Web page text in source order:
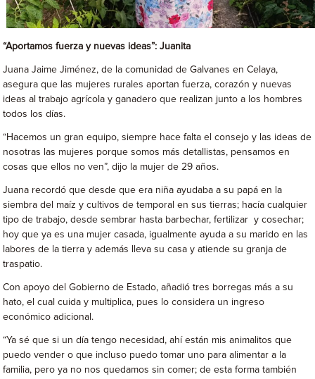
“Aportamos fuerza y nuevas ideas”: Juanita
Juana Jaime Jiménez, de la comunidad de Galvanes en Celaya,
asegura que las mujeres rurales aportan fuerza, corazón y nuevas
ideas al trabajo agrícola y ganadero que realizan junto a los hombres
todos los días.
“Hacemos un gran equipo, siempre hace falta el consejo y las ideas de
nosotras las mujeres porque somos más detallistas, pensamos en
cosas que ellos no ven”, dijo la mujer de 29 años.
Juana recordó que desde que era niña ayudaba a su papá en la
siembra del maíz y cultivos de temporal en sus tierras; hacía cualquier
tipo de trabajo, desde sembrar hasta barbechar, fertilizar y cosechar;
hoy que ya es una mujer casada, igualmente ayuda a su marido en las
labores de la tierra y además lleva su casa y atiende su granja de
traspatio.
Con apoyo del Gobierno de Estado, añadió tres borregas más a su
hato, el cual cuida y multiplica, pues lo considera un ingreso
económico adicional.
“Ya sé que si un día tengo necesidad, ahí están mis animalitos que
puedo vender o que incluso puedo tomar uno para alimentar a la
familia, pero ya no nos quedamos sin comer; de esta forma también